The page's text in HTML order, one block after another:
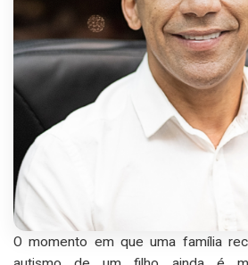
O momento em que uma família